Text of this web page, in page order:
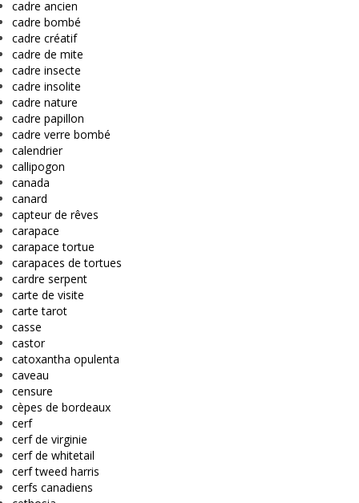
cadre ancien
cadre bombé
cadre créatif
cadre de mite
cadre insecte
cadre insolite
cadre nature
cadre papillon
cadre verre bombé
calendrier
callipogon
canada
canard
capteur de rêves
carapace
carapace tortue
carapaces de tortues
cardre serpent
carte de visite
carte tarot
casse
castor
catoxantha opulenta
caveau
censure
cèpes de bordeaux
cerf
cerf de virginie
cerf de whitetail
cerf tweed harris
cerfs canadiens